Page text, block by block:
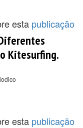
esta publicação
Kitesurfing.
esta publicação